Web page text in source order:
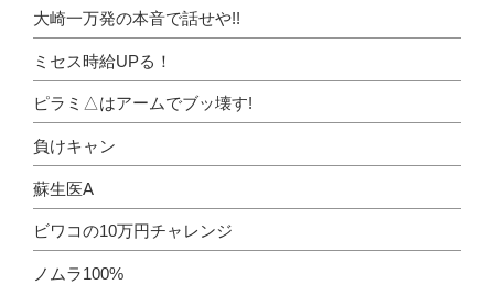
大崎一万発の本音で話せや!!
ミセス時給UPる！
ピラミ△はアームでブッ壊す!
負けキャン
蘇生医A
ビワコの10万円チャレンジ
ノムラ100%